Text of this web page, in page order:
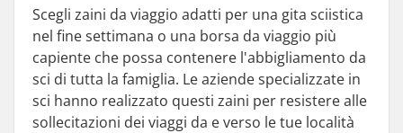
Scegli zaini da viaggio adatti per una gita sciistica
nel fine settimana o una borsa da viaggio più
capiente che possa contenere l'abbigliamento da
sci di tutta la famiglia. Le aziende specializzate in
sci hanno realizzato questi zaini per resistere alle
sollecitazioni dei viaggi da e verso le tue località